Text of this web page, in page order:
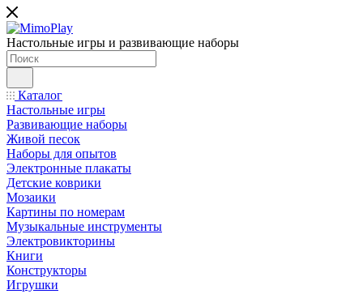
Настольные игры и развивающие наборы
Каталог
Настольные игры
Развивающие наборы
Живой песок
Наборы для опытов
Электронные плакаты
Детские коврики
Мозаики
Картины по номерам
Музыкальные инструменты
Электровикторины
Книги
Конструкторы
Игрушки